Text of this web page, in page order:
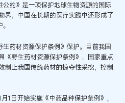
约》是一项保护地球生物资源的国际
界，中国在长期的医疗实践中还形成了
药材资源保护条例》保护。目前我国
《野生药材资源保护条例》，国家重点
制止我国传统药材的掠夺性采挖，控制
日开始实施《中药品种保护条例》，